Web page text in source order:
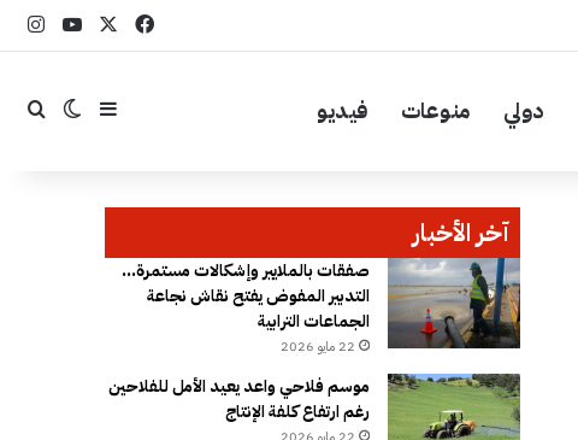
فيسبوك
دولي منوعات فيديو إضافة عمود
الوضع
آخر الأخبار
صفقات بالملايير وإشكالات مستمرة…
التدبير المفوض يفتح نقاش نجاعة
الجماعات الترابية
22 مايو 2026
موسم فلاحي واعد يعيد الأمل للفلاحين
رغم ارتفاع كلفة الإنتاج